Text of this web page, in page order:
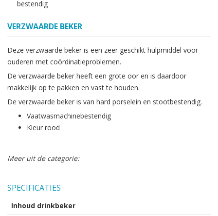
bestendig
VERZWAARDE BEKER
Deze verzwaarde beker is een zeer geschikt hulpmiddel voor
ouderen met coördinatieproblemen.
De verzwaarde beker heeft een grote oor en is daardoor
makkelijk op te pakken en vast te houden.
De verzwaarde beker is van hard porselein en stootbestendig.
Vaatwasmachinebestendig
Kleur rood
Meer uit de categorie:
SPECIFICATIES
Inhoud drinkbeker